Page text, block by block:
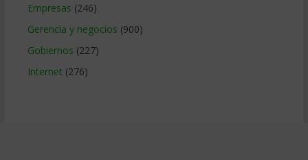
Empresas (246)
Gerencia y negocios (900)
Gobiernos (227)
Internet (276)